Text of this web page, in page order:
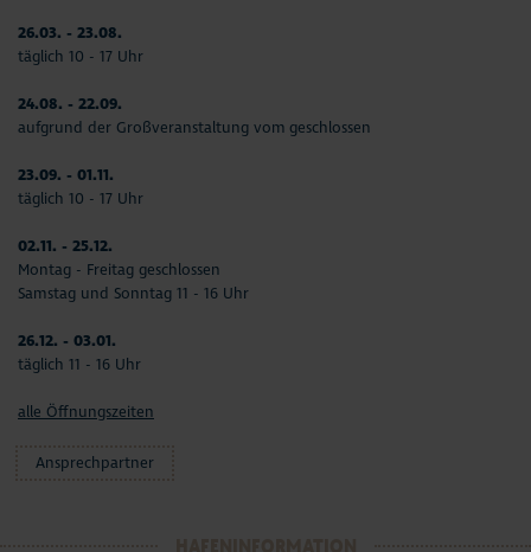
26.03. - 23.08.
täglich 10 - 17 Uhr
24.08. - 22.09.
aufgrund der Großveranstaltung vom geschlossen
23.09. - 01.11.
täglich 10 - 17 Uhr
02.11. - 25.12.
Montag - Freitag geschlossen
Samstag und Sonntag 11 - 16 Uhr
26.12. - 03.01.
täglich 11 - 16 Uhr
alle Öffnungszeiten
Ansprechpartner